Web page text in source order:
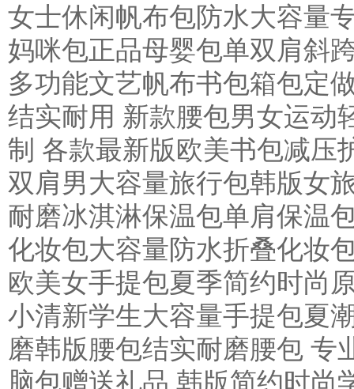
女士休闲帆布包防水大容量
妈咪包正品母婴包单双肩斜
多功能文艺帆布书包箱包定
结实耐用 新款腰包男女运动
制 各款最新版欧美书包减压
双肩男大容量旅行包韩版女
耐磨冰淇淋保温包单肩保温
化妆包大容量防水折叠化妆
欧美女手提包夏季简约时尚
小清新学生大容量手提包夏
磨韩版腰包结实耐磨腰包 专
脑包赠送礼品 韩版简约时尚